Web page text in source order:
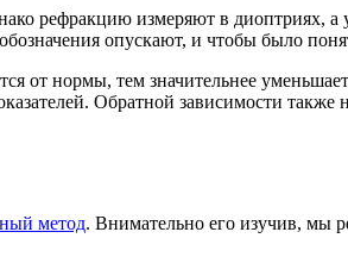
рефракцию измеряют в
опускают, и чтобы было
от нормы, тем значительнее
Обратной зависимости также
метод. Внимательно его изучив, мы